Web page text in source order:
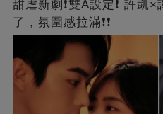
甜虐新劇❗雙A設定❗ 許凱
了，氛圍感拉滿❗❗